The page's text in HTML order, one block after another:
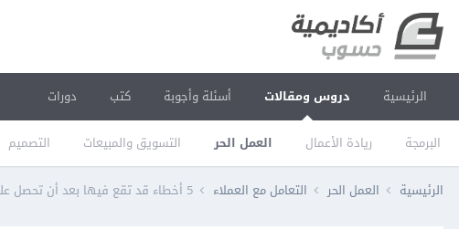
الرئيسية دروس ومقالات
البرمجة ريادة الأعمال العمل الحر التسويق والمبيعات التصميم
أسئلة وأجوبة كتب دورات
الرئيسية العمل الحر التعامل مع العملاء 5 أخطاء قد تقع فيها بعد أن تحصل على أول عميل كبير لك كمدون مستقل